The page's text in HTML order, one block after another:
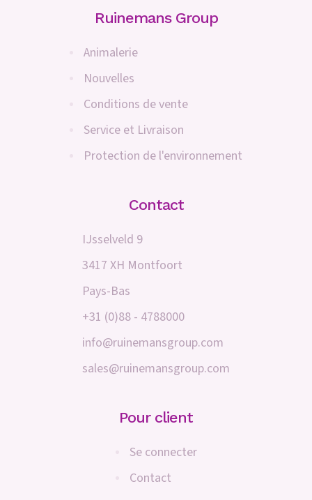
Ruinemans Group
Animalerie
Nouvelles
Conditions de vente
Service et Livraison
Protection de l'environnement
Contact
IJsselveld 9
3417 XH Montfoort
Pays-Bas
+31 (0)88 - 4788000
info@ruinemansgroup.com
sales@ruinemansgroup.com
Pour client
Se connecter
Contact